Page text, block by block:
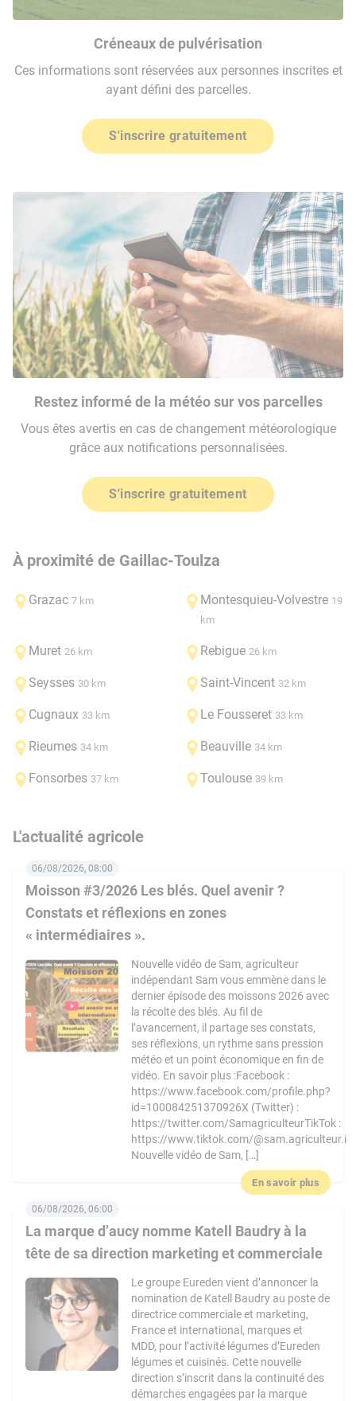
Créneaux de pulvérisation
Ces informations sont réservées aux personnes inscrites et
ayant défini des parcelles.
S'inscrire gratuitement
Restez informé de la météo sur vos parcelles
Vous êtes avertis en cas de changement météorologique
grâce aux notifications personnalisées.
S'inscrire gratuitement
À proximité de Gaillac-Toulza
Grazac 7 km Montesquieu-Volvestre 19
km
Muret 26 km Rebigue 26 km
Seysses 30 km Saint-Vincent 32 km
Cugnaux 33 km Le Fousseret 33 km
Rieumes 34 km Beauville 34 km
Fonsorbes 37 km Toulouse 39 km
L'actualité agricole
Moisson #3/2026 Les blés. Quel avenir ?
Constats et réflexions en zones
« intermédiaires ».
06/08/2026, 08:00
Nouvelle vidéo de Sam, agriculteur
indépendant Sam vous emmène dans le
dernier épisode des moissons 2026 avec
la récolte des blés. Au fil de
l’avancement, il partage ses constats,
ses réflexions, un rythme sans pression
météo et un point économique en fin de
vidéo. En savoir plus :Facebook :
https://www.facebook.com/profile.php?
id=100084251370926X (Twitter) :
https://twitter.com/SamagriculteurTikTok :
https://www.tiktok.com/@sam.agriculteur.i
Nouvelle vidéo de Sam, […]
En savoir plus
La marque d’aucy nomme Katell Baudry à la
tête de sa direction marketing et commerciale
06/08/2026, 06:00
Le groupe Eureden vient d’annoncer la
nomination de Katell Baudry au poste de
directrice commerciale et marketing,
France et international, marques et
MDD, pour l’activité légumes d’Eureden
légumes et cuisinés. Cette nouvelle
direction s’inscrit dans la continuité des
démarches engagées par la marque